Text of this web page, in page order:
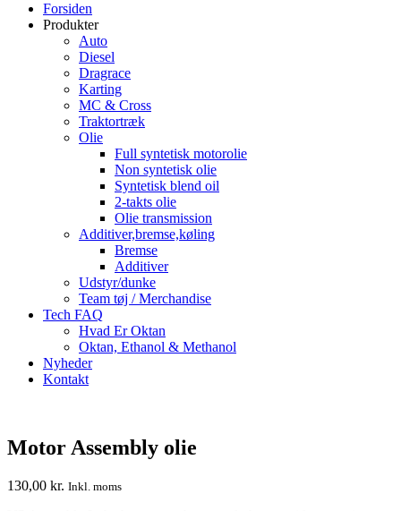
Forsiden
Produkter
Auto
Diesel
Dragrace
Karting
MC & Cross
Traktortræk
Olie
Full syntetisk motorolie
Non syntetisk olie
Syntetisk blend oil
2-takts olie
Olie transmission
Additiver,bremse,køling
Bremse
Additiver
Udstyr/dunke
Team tøj / Merchandise
Tech FAQ
Hvad Er Oktan
Oktan, Ethanol & Methanol
Nyheder
Kontakt
Motor Assembly olie
130,00 kr. Inkl. moms